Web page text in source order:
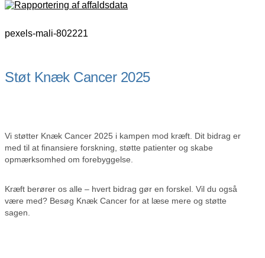
pexels-mali-802221
Støt Knæk Cancer 2025
Vi støtter Knæk Cancer 2025 i kampen mod kræft. Dit bidrag er
med til at finansiere forskning, støtte patienter og skabe
opmærksomhed om forebyggelse.
Kræft berører os alle – hvert bidrag gør en forskel. Vil du også
være med? Besøg Knæk Cancer for at læse mere og støtte
sagen.